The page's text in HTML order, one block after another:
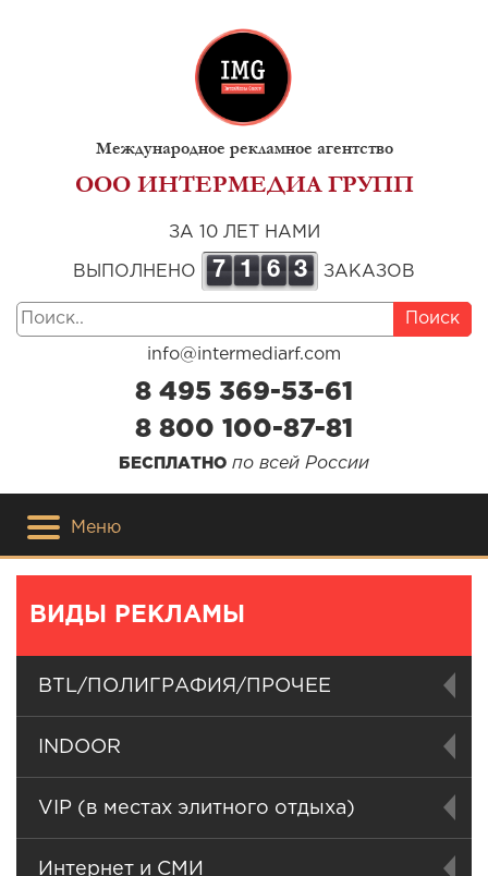
Международное рекламное агентство
ООО ИНТЕРМЕДИА ГРУПП
ЗА 10 ЛЕТ НАМИ
ВЫПОЛНЕНО 7 1 6 3 ЗАКАЗОВ
Поиск
info@intermediarf.com
8 495 369-53-61
8 800 100-87-81
БЕСПЛАТНО по всей России
Меню
ВИДЫ РЕКЛАМЫ
BTL/ПОЛИГРАФИЯ/ПРОЧЕЕ
INDOOR
VIP (в местах элитного отдыха)
Интернет и СМИ